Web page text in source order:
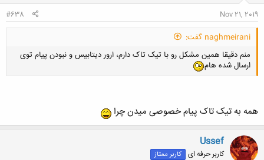
Nov 21, 2019
#638
naghmeirani گفت:
منم دقیقا همین مشکل رو با تیک تاک دارم، ارور دیتابیس و نبودن پیام توی
ارسال شده هام
همه به تیک تاک پیام خصوصی میدن چرا
Ussef
کاربر حرفه ای کاربر ممتاز